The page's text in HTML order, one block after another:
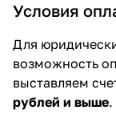
Условия
Для
возможность
выставляем
рублей и выше.